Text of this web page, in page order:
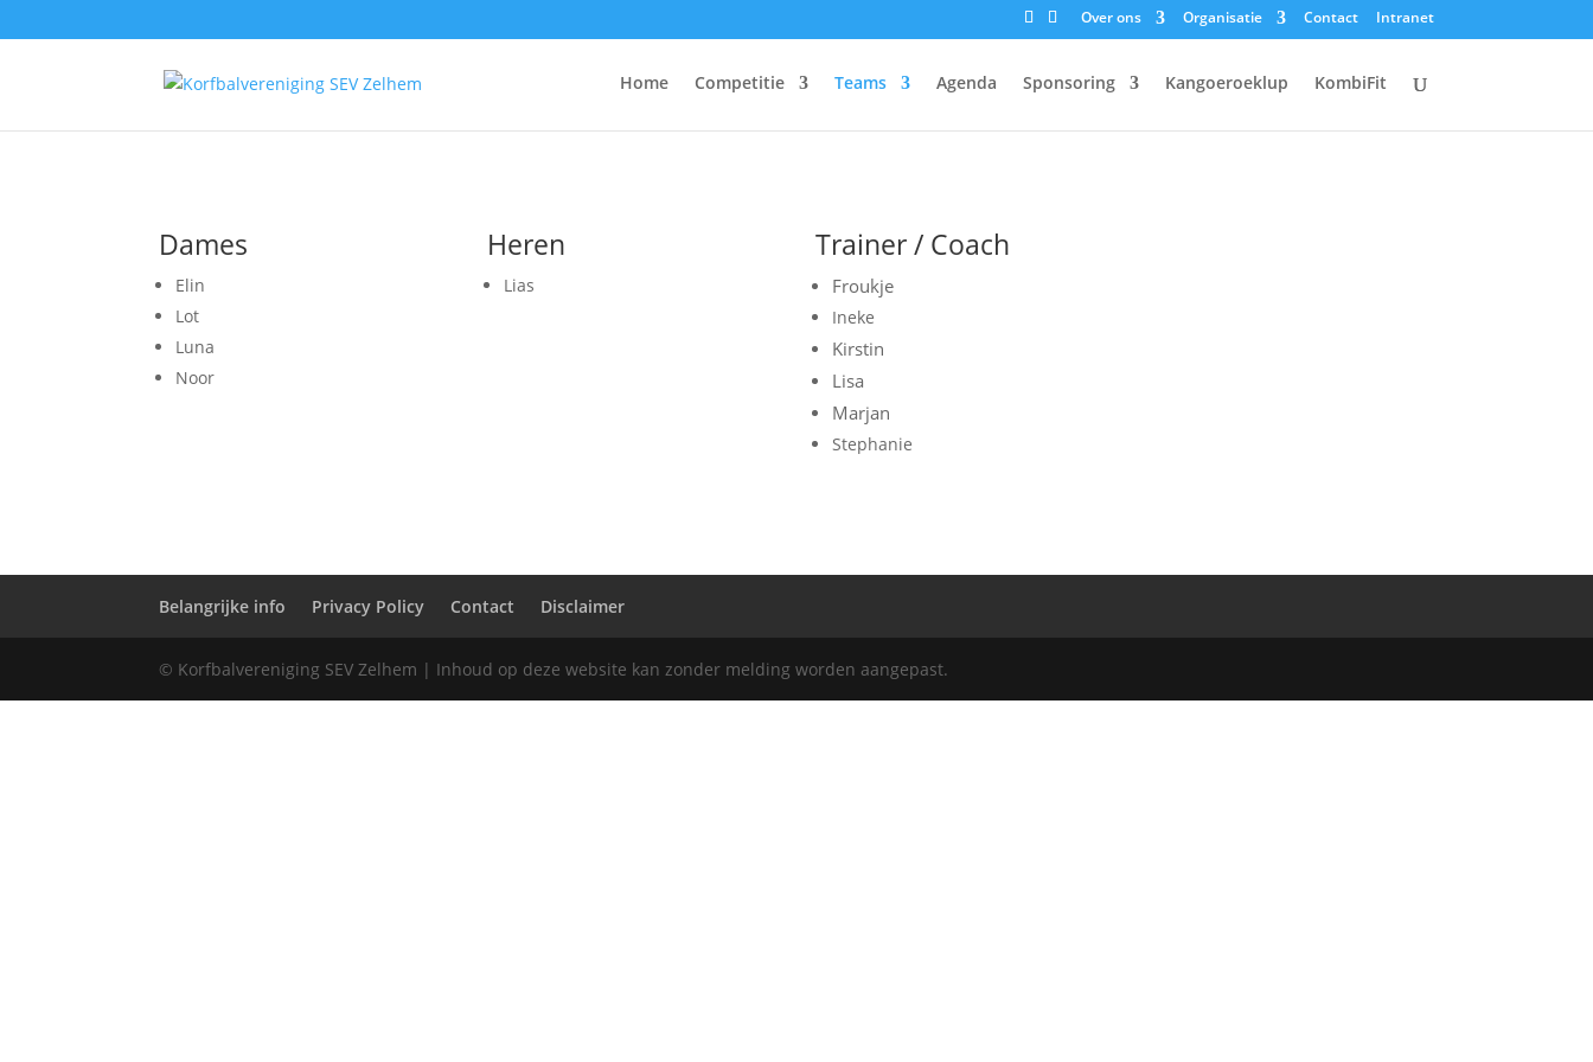
Over ons Organisatie Contact Intranet
Home Competitie Teams Agenda Sponsoring Kangoeroeklup KombiFit
Dames
Elin
Lot
Luna
Noor
Heren
Lias
Trainer / Coach
Froukje
Ineke
Kirstin
Lisa
Marjan
Stephanie
Belangrijke info Privacy Policy Contact Disclaimer
© Korfbalvereniging SEV Zelhem | Inhoud op deze website kan zonder melding worden aangepast.